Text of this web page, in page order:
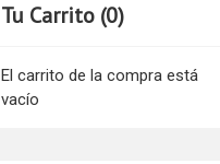
Tu Carrito (0)
El carrito de la compra está
vacío